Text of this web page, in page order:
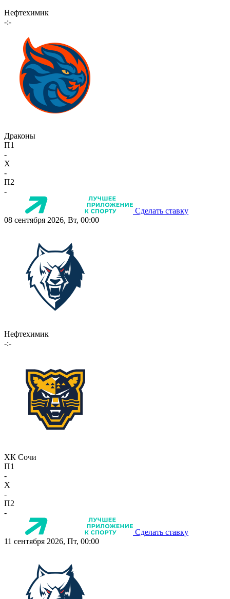
Нефтехимик
-:-
Драконы
П1
-
X
-
П2
-
Сделать ставку
08 сентября 2026, Вт, 00:00
Нефтехимик
-:-
ХК Сочи
П1
-
X
-
П2
-
Сделать ставку
11 сентября 2026, Пт, 00:00